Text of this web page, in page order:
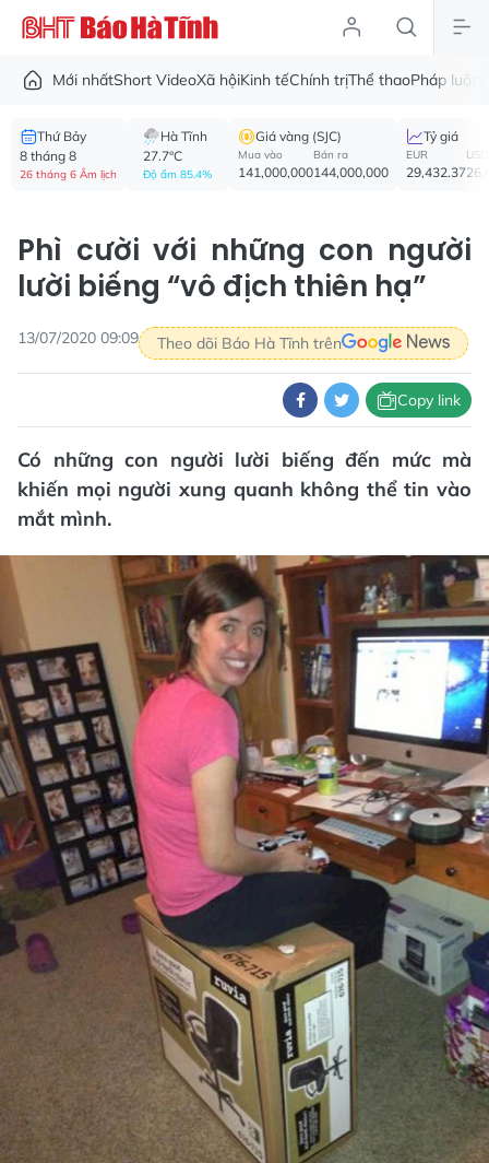
Mới nhấtShort VideoXã hộiKinh tếChính trịThể thaoPháp luật
Thứ Bảy
8 tháng 8
26 tháng 6 Âm lịch
Hà Tĩnh
27.7°C
Độ ẩm 85.4%
Giá vàng (SJC)
Mua vào
141,000,000
Bán ra
144,000,000
Tỷ giá
EUR
29,432.37
USD
Phì cười với những con người
lười biếng “vô địch thiên hạ”
13/07/2020 09:09 Theo dõi Báo Hà Tĩnh trên
Copy link
Có những con người lười biếng đến mức mà
khiến mọi người xung quanh không thể tin vào
mắt mình.